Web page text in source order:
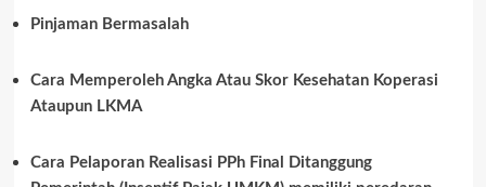
Pinjaman Bermasalah
Cara Memperoleh Angka Atau Skor Kesehatan Koperasi
Ataupun LKMA
Cara Pelaporan Realisasi PPh Final Ditanggung